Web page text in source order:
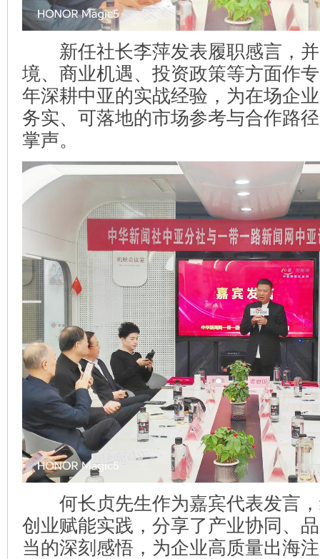
新任社长李萍发表履职感言，并
境、商业机遇、投资政策等方面作
年深耕中亚的实战经验，为在场企
务实、可落地的市场参考与合作路
掌声。
何长贞先生作为嘉宾代表发言，
创业赋能实践，分享了产业协同、
当的深刻感悟，为企业高质量出海